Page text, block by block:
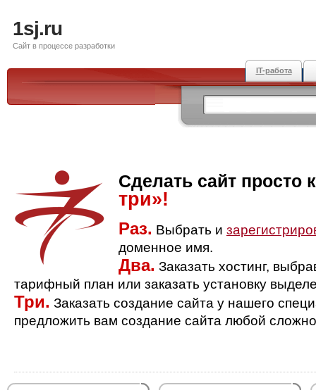
1sj.ru
Сайт в процессе разработки
IT-работа
Сделать сайт просто
три»!
Раз. Выбрать и
доменное имя.
Два. Заказать хостинг,
тарифный план или заказать установку
Три. Заказать создание сайта у нашего
предложить вам создание сайта любой